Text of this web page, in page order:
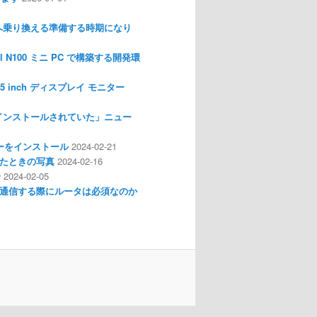
り換える準備する時期になり
ミニ PC で構築する開発環
inch ディスプレイ モニター
ストールされていた」ニュー
インストール 2024-02-21
ときの写真 2024-02-16
2024-02-05
信する際にルータは必須なのか